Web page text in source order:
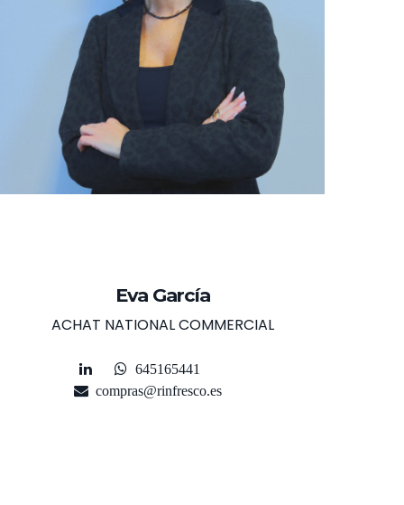
Eva García
ACHAT NATIONAL COMMERCIAL
645165441
compras@rinfresco.es